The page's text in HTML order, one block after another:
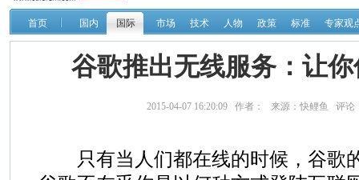
首页 国内 国际 市场 技术 人物 政策 标准 专家观
谷歌推出无线服务：让
2015-04-07 16:20:09 作者： 来源：快鲤鱼 评论
只有当人们都在线的时候，谷歌